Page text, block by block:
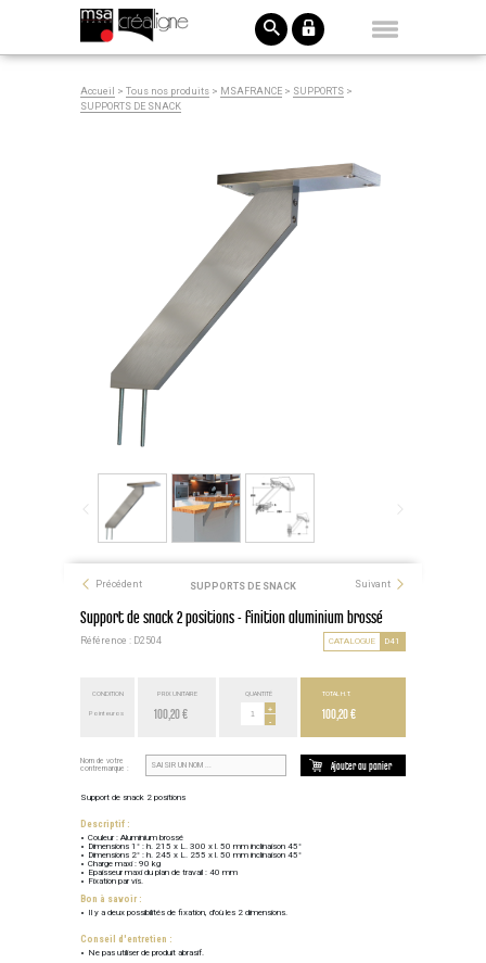
Accueil > Tous nos produits > MSAFRANCE > SUPPORTS >
SUPPORTS DE SNACK
Précédent SUPPORTS DE SNACK Suivant
Support de snack 2 positions - finition aluminium brossé
Référence : D2504 CATALOGUE D41
CONDITION
Point euros
PRIX UNITAIRE
100,20 €
QUANTITÉ
+
-
TOTAL H.T.
100,20 €
Nom de votre
contremarque :
Ajouter au panier
Support de snack 2 positions
Descriptif :
Couleur : Aluminium brossé
Dimensions 1° : h. 215 x L. 300 x l. 50 mm inclinaison 45°
Dimensions 2° : h. 245 x L. 255 x l. 50 mm inclinaison 45°
Charge maxi : 90 kg
Epaisseur maxi du plan de travail : 40 mm
Fixation par vis.
Bon à savoir :
Il y a deux possibilités de fixation, d'où les 2 dimensions.
Conseil d'entretien :
Ne pas utiliser de produit abrasif.